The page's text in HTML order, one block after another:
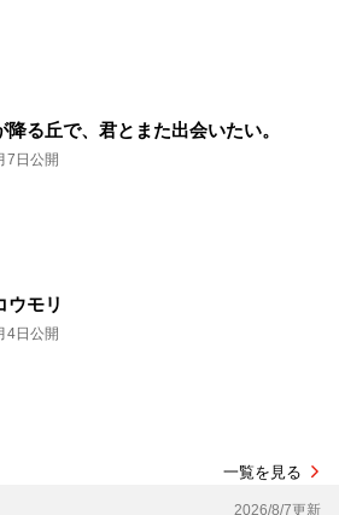
降る丘で、君とまた出会いたい。
7日公開
ウモリ
4日公開
一覧を見る
2026/8/7更新